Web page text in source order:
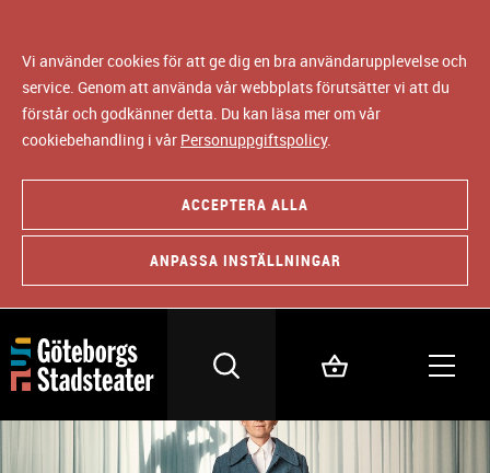
Vi använder cookies för att ge dig en bra användarupplevelse och
service. Genom att använda vår webbplats förutsätter vi att du
förstår och godkänner detta. Du kan läsa mer om vår
cookiebehandling i vår Personuppgiftspolicy.
ACCEPTERA ALLA
ANPASSA INSTÄLLNINGAR